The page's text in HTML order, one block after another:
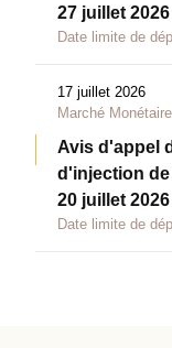
27 juillet 2026
Date limite de
17 juillet 2026
Marché Monétaire
Avis d'appel
d'injection de
20 juillet 2026
Date limite de